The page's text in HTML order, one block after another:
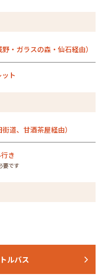
・ガラスの森・仙石経由）
ト
道、甘酒茶屋経由）
き
要です
ルバス